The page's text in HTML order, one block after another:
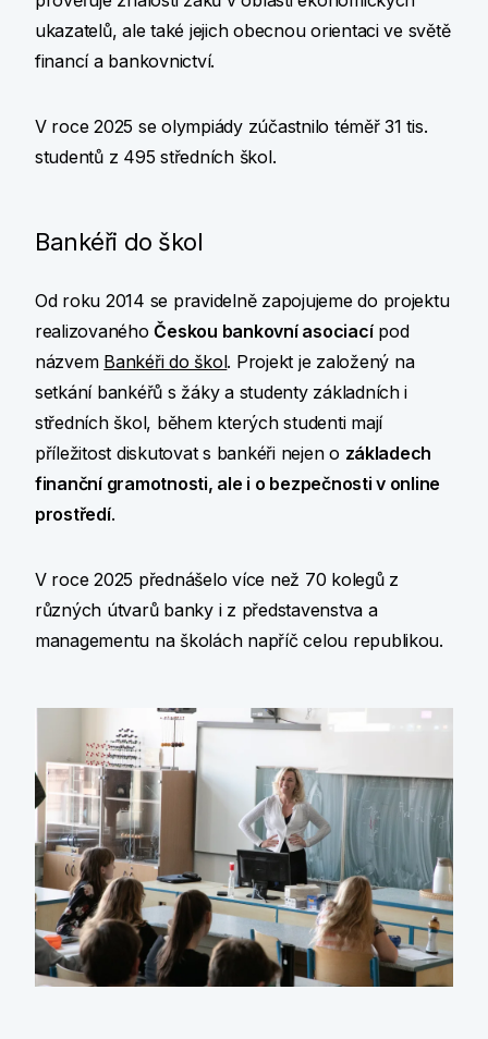
ukazatelů, ale také jejich obecnou orientaci ve světě
financí a bankovnictví.
V roce 2025 se olympiády zúčastnilo téměř 31 tis.
studentů z 495 středních škol.
Bankéři do škol
Od roku 2014 se pravidelně zapojujeme do projektu
realizovanéhoČeskou bankovní asociacípod
názvem Bankéři do škol. Projekt je založený na
setkání bankéřů s žáky a studenty základních i
středních škol, během kterých studenti mají
příležitost diskutovat s bankéři nejen o základech
finanční gramotnosti, ale i o bezpečnosti v online
prostředí.
V roce 2025 přednášelo více než 70 kolegů z
různých útvarů banky i z představenstva a
managementu na školách napříč celou republikou.